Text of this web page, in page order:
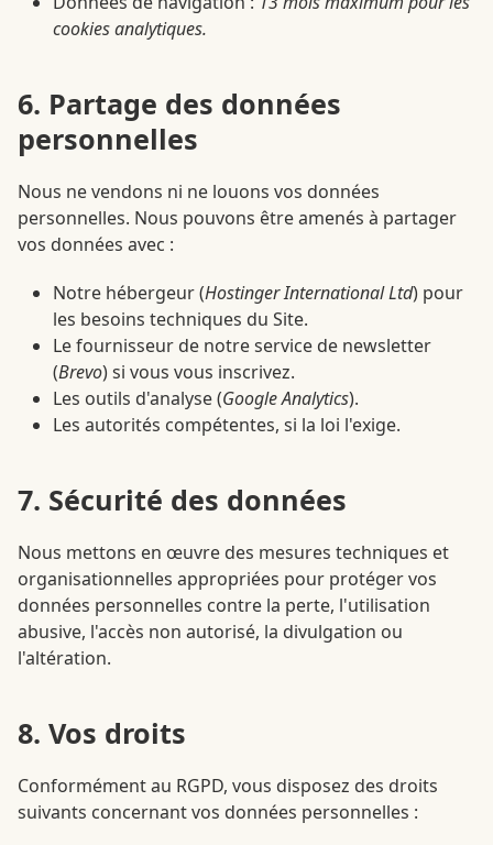
cookies analytiques.
6. Partage des données
personnelles
Nous ne vendons ni ne louons vos données
personnelles. Nous pouvons être amenés à partager
vos données avec :
Notre hébergeur (Hostinger International Ltd) pour
les besoins techniques du Site.
Le fournisseur de notre service de newsletter
(Brevo) si vous vous inscrivez.
Les outils d'analyse (Google Analytics).
Les autorités compétentes, si la loi l'exige.
7. Sécurité des données
Nous mettons en œuvre des mesures techniques et
organisationnelles appropriées pour protéger vos
données personnelles contre la perte, l'utilisation
abusive, l'accès non autorisé, la divulgation ou
l'altération.
8. Vos droits
Conformément au RGPD, vous disposez des droits
suivants concernant vos données personnelles :